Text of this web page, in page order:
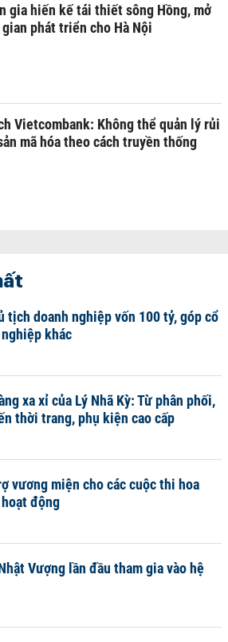
gia hiến kế tái thiết sông Hồng, mở
phát triển cho Hà Nội
Vietcombank: Không thể quản lý rủi
mã hóa theo cách truyền thống
tịch doanh nghiệp vốn 100 tỷ, góp cổ
khác
xa xỉ của Lý Nhã Kỳ: Từ phân phối,
thời trang, phụ kiện cao cấp
vương miện cho các cuộc thi hoa
động
Vượng lần đầu tham gia vào hệ